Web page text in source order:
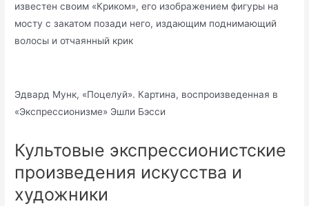
известен своим «Криком», его изображением фигуры на
мосту с закатом позади него, издающим поднимающий
волосы и отчаянный крик
Эдвард Мунк, «Поцелуй». Картина, воспроизведенная в
«Экспрессионизме» Эшли Бэсси
Культовые экспрессионистские
произведения искусства и
художники